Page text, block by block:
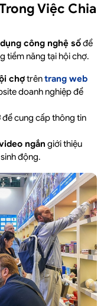
Việc Chia
công nghệ sốđể
tiềm năng tại hội chợ.
chợtrêntrang web
doanh nghiệp để
để cung cấp thông tin
ngắn giới thiệu
động.